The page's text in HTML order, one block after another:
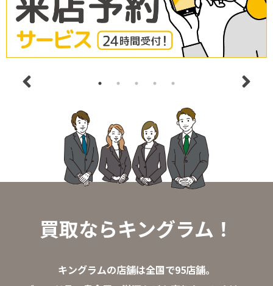
買取ならキングラム！
キングラムの店舗は全国で95店舗。